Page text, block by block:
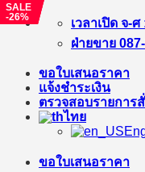
ข้าม
เนื้อหา
เวลาเปิด จ-
ฝ่ายขาย
ขอใบเสนอราคา
แจ้งชำระเงิน
ตรวจสอบรายการ
ไทย
ขอใบเสนอราคา
SALE
-26%
SALE
-%
SALE
-%